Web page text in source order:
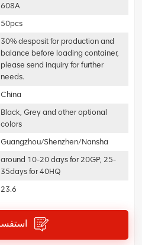
608A
50pcs
30% desposit for production and
balance before loading container,
please send inquiry for further
needs.
China
Black, Grey and other optional
colors
Guangzhou/Shenzhen/Nansha
around 10-20 days for 20GP, 25-
35days for 40HQ
23.6